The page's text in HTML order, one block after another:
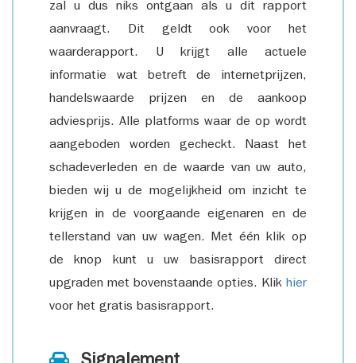
zal u dus niks ontgaan als u dit rapport
aanvraagt. Dit geldt ook voor het
waarderapport. U krijgt alle actuele
informatie wat betreft de internetprijzen,
handelswaarde prijzen en de aankoop
adviesprijs. Alle platforms waar de op wordt
aangeboden worden gecheckt. Naast het
schadeverleden en de waarde van uw auto,
bieden wij u de mogelijkheid om inzicht te
krijgen in de voorgaande eigenaren en de
tellerstand van uw wagen. Met één klik op
de knop kunt u uw basisrapport direct
upgraden met bovenstaande opties. Klik hier
voor het gratis basisrapport.